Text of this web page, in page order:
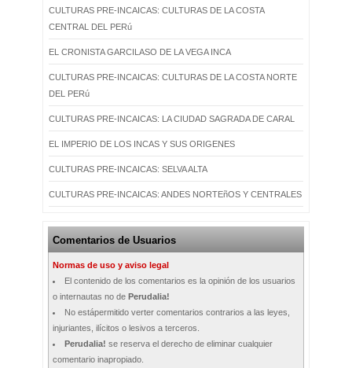
CULTURAS PRE-INCAICAS: CULTURAS DE LA COSTA
CENTRAL DEL PERú
EL CRONISTA GARCILASO DE LA VEGA INCA
CULTURAS PRE-INCAICAS: CULTURAS DE LA COSTA NORTE
DEL PERú
CULTURAS PRE-INCAICAS: LA CIUDAD SAGRADA DE CARAL
EL IMPERIO DE LOS INCAS Y SUS ORIGENES
CULTURAS PRE-INCAICAS: SELVA ALTA
CULTURAS PRE-INCAICAS: ANDES NORTEñOS Y CENTRALES
Comentarios de Usuarios
Normas de uso y aviso legal
El contenido de los comentarios es la opinión de los usuarios
o internautas no dePerudalia!
No estápermitido verter comentarios contrarios a las leyes,
injuriantes, ilícitos o lesivos a terceros.
Perudalia! se reserva el derecho de eliminar cualquier
comentario inapropiado.